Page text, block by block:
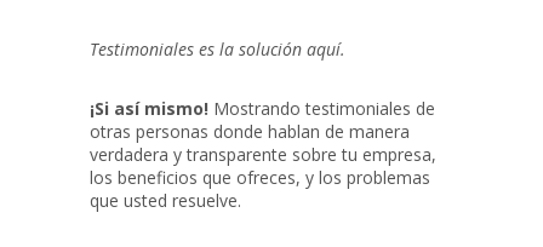
Testimoniales es la solución aquí.
¡Si así mismo! Mostrando testimoniales de
otras personas donde hablan de manera
verdadera y transparente sobre tu empresa,
los beneficios que ofreces, y los problemas
que usted resuelve.